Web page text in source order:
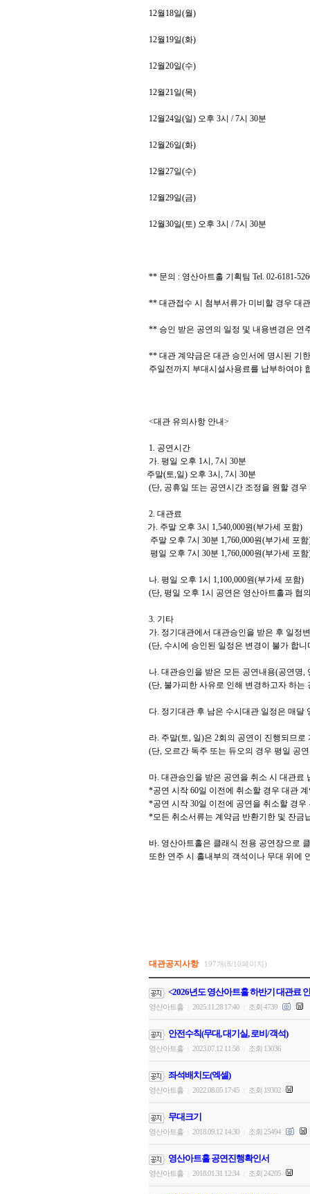
12월 18일(월)
12월 19일(화)
12월20일(수)
12월21일(목)
12월24일(일) 오후 3시 / 7시 30분
12월26일(화)
12월27일(수)
12월29일(금)
12월30일(토) 오후 3시 / 7시 30분
** 문의 : 영산아트홀 기획팀 Tel. 02-6181-
** 대관접수 시 첨부서류가 미비할 경우 대
** 승인 받은 공연의 일정 및 내용변경은 연
** 대관 계약금은 대관 승인서에 명시된 기
주일전까지 부대시설사용료를 납부하여야
<대관 유의사항 안내>
1. 공연시간
가. 평일 오후 1시 , 7시 30분
주말(토,일) 오후 3시 , 7시 30분
(단, 공휴일 또는 공연시간 조정을 원할 경
2. 대관료
가. 주말 오후3시 1,540,000원(부가세 포함)
주말 오후7시30분 1,760,000원(부가세 포함
평일 오후7시30분 1,760,000원(부가세 포함
나. 평일 오후 1시 1,100,000원(부가세 포함)
(단, 평일 오후 1시 공연은 영산아트홀과 협
3. 기타
가. 정기대관에서 대관승인을 받은 후 일정
(단, 수시에 승인된 일정은 변경이 불가 합니
나. 대관승인을 받은 모든 공연내용(공연명,
(단, 불가피한 사유로 인해 변경하고자 하
다. 정기대관 후 남은 수시대관 일정은 매달
라. 주말(토, 일)은 2회의 공연이 진행되므로
(단, 오르간 독주 또는 듀오의 경우 평일 공
마. 대관승인을 받은 공연을 취소 시 대관료
*공연 시작 60일 이전에 취소할 경우 대관
*공연 시작 30일 이전에 공연을 취소할 경
*모든 취소서류는 계약금 반환기한 및 잔금
바. 영산아트홀은 클래식 전용 공연장으로
또한 연주 시 홀내부의 객석이나 무대 위에
대관공지사항 197개(8/10페이지)
<2026년도 영산아트홀 하반기 대관료
영산아트홀 2025.11.28 17:40 조회 4739
안전수칙(무대, 대기실, 로비/객석)
영산아트홀 2023.07.12 11:58 조회 13036
좌석배치도(엑셀)
영산아트홀 2022.08.05 17:45 조회 19302
무대크기
영산아트홀 2018.09.12 14:30 조회 25494
영산아트홀 공연진행확인서
영산아트홀 2018.01.31 12:34 조회 24205